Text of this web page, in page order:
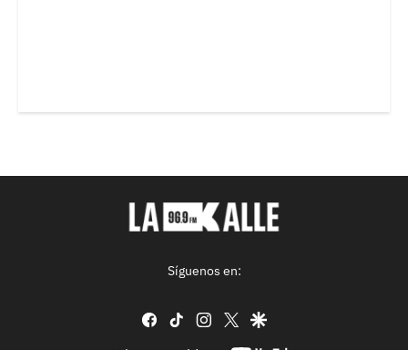
Síguenos en:
facebook
tiktok instagram
twittergoogle